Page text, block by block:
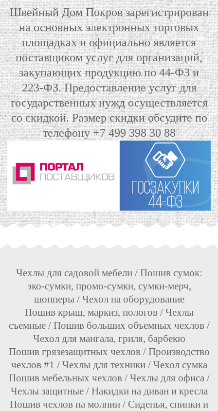
Швейный Дом Покров зарегистрирован
на основных электронных торговых
площадках и официально является
поставщиком услуг для организаций,
закупающих продукцию по 44-ФЗ и
223-ФЗ. Предоставление услуг для
государственных нужд осуществляется
со скидкой. Размер скидки обсудите по
телефону +7 499 398 30 88
Чехлы для садовой мебели/ Пошив сумок:
эко-сумки, промо-сумки, сумки-мерч,
шопперы/ Чехол на оборудование
Пошив крыш, маркиз, пологов / Чехлы
съемные/ Пошив больших объемных чехлов /
Чехол для мангала, гриля, барбекю
Пошив грязезащитных чехлов / Производство
чехлов #1 / Чехлы для техники/ Чехол сумка
Пошив мебельных чехлов / Чехлы для офиса/
Чехлы защитные/ Накидки на диван и кресла
Пошив чехлов на молнии / Сиденья, спинки и